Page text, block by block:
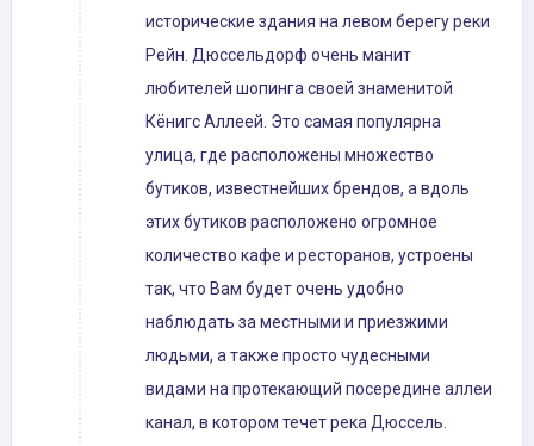
исторические здания на левом берегу реки
Рейн. Дюссельдорф очень манит
любителей шопинга своей знаменитой
Кёнигс Аллеей. Это самая популярна
улица, где расположены множество
бутиков, известнейших брендов, а вдоль
этих бутиков расположено огромное
количество кафе и ресторанов, устроены
так, что Вам будет очень удобно
наблюдать за местными и приезжими
людьми, а также просто чудесными
видами на протекающий посередине аллеи
канал, в котором течет река Дюссель.